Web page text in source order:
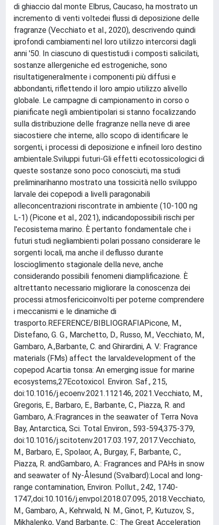
di ghiaccio dal monte Elbrus, Caucaso, ha mostrato un
incremento di venti voltedei flussi di deposizione delle
fragranze (Vecchiato et al., 2020), descrivendo quindi
iprofondi cambiamenti nel loro utilizzo intercorsi dagli
anni '50. In ciascuno di questistudi i composti salicilati,
sostanze allergeniche ed estrogeniche, sono
risultatigeneralmente i componenti più diffusi e
abbondanti, riflettendo il loro ampio utilizzo alivello
globale. Le campagne di campionamento in corso o
pianificate negli ambientipolari si stanno focalizzando
sulla distribuzione delle fragranze nella neve di aree
siacostiere che interne, allo scopo di identificare le
sorgenti, i processi di deposizione e infineil loro destino
ambientale.Sviluppi futuri-Gli effetti ecotossicologici di
queste sostanze sono poco conosciuti, ma studi
preliminarihanno mostrato una tossicità nello sviluppo
larvale dei copepodi a livelli paragonabili
alleconcentrazioni riscontrate in ambiente (10-100 ng
L-1) (Picone et al., 2021), indicandopossibili rischi per
l'ecosistema marino. È pertanto fondamentale che i
futuri studi negliambienti polari possano considerare le
sorgenti locali, ma anche il deflusso durante
loscioglimento stagionale della neve, anche
considerando possibili fenomeni diamplificazione. È
altrettanto necessario migliorare la conoscenza dei
processi atmosfericicoinvolti per poterne comprendere
i meccanismi e le dinamiche di
trasporto.REFERENCE/BIBLIOGRAFIAPicone, M.,
Distefano, G. G., Marchetto, D., Russo, M., Vecchiato, M.,
Gambaro, A.,Barbante, C. and Ghirardini, A. V.: Fragrance
materials (FMs) affect the larvaldevelopment of the
copepod Acartia tonsa: An emerging issue for marine
ecosystems,27Ecotoxicol. Environ. Saf., 215,
doi:10.1016/j.ecoenv.2021.112146, 2021.Vecchiato, M.,
Gregoris, E., Barbaro, E., Barbante, C., Piazza, R. and
Gambaro, A.:Fragrances in the seawater of Terra Nova
Bay, Antarctica, Sci. Total Environ., 593-594,375-379,
doi:10.1016/j.scitotenv.2017.03.197, 2017.Vecchiato,
M., Barbaro, E., Spolaor, A., Burgay, F., Barbante, C.,
Piazza, R. andGambaro, A.: Fragrances and PAHs in snow
and seawater of Ny-Ålesund (Svalbard):Local and long-
range contamination, Environ. Pollut., 242, 1740-
1747,doi:10.1016/j.envpol.2018.07.095, 2018.Vecchiato,
M., Gambaro, A., Kehrwald, N. M., Ginot, P., Kutuzov, S.,
Mikhalenko, V.and Barbante, C.: The Great Acceleration